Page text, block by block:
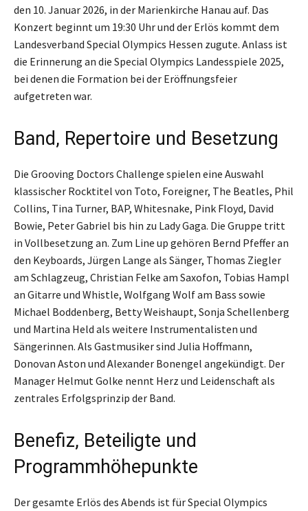
den 10. Januar 2026, in der Marienkirche Hanau auf. Das
Konzert beginnt um 19:30 Uhr und der Erlös kommt dem
Landesverband Special Olympics Hessen zugute. Anlass ist
die Erinnerung an die Special Olympics Landesspiele 2025,
bei denen die Formation bei der Eröffnungsfeier
aufgetreten war.
Band, Repertoire und Besetzung
Die Grooving Doctors Challenge spielen eine Auswahl
klassischer Rocktitel von Toto, Foreigner, The Beatles, Phil
Collins, Tina Turner, BAP, Whitesnake, Pink Floyd, David
Bowie, Peter Gabriel bis hin zu Lady Gaga. Die Gruppe tritt
in Vollbesetzung an. Zum Line up gehören Bernd Pfeffer an
den Keyboards, Jürgen Lange als Sänger, Thomas Ziegler
am Schlagzeug, Christian Felke am Saxofon, Tobias Hampl
an Gitarre und Whistle, Wolfgang Wolf am Bass sowie
Michael Boddenberg, Betty Weishaupt, Sonja Schellenberg
und Martina Held als weitere Instrumentalisten und
Sängerinnen. Als Gastmusiker sind Julia Hoffmann,
Donovan Aston und Alexander Bonengel angekündigt. Der
Manager Helmut Golke nennt Herz und Leidenschaft als
zentrales Erfolgsprinzip der Band.
Benefiz, Beteiligte und
Programmhöhepunkte
Der gesamte Erlös des Abends ist für Special Olympics